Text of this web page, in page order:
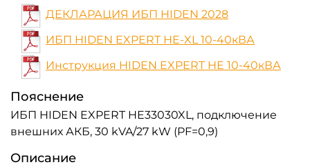
ДЕКЛАРАЦИЯ ИБП HIDEN 2028
ИБП HIDEN EXPERT HE-XL 10-40кВА
Инструкция HIDEN EXPERT HE 10-40кВА
Пояснение
ИБП HIDEN EXPERT HE33030XL, подключение
внешних АКБ, 30 kVA/27 kW (PF=0,9)
Описание